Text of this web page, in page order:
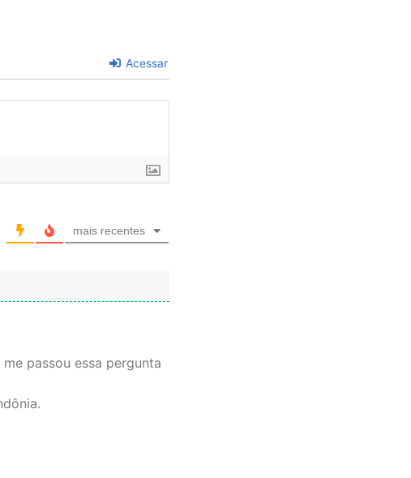
Acessar
mais recentes
passou essa pergunta